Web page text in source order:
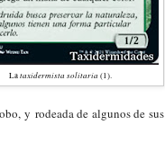
Lataxidermista solitaria (1).
y rodeada de algunos de sus